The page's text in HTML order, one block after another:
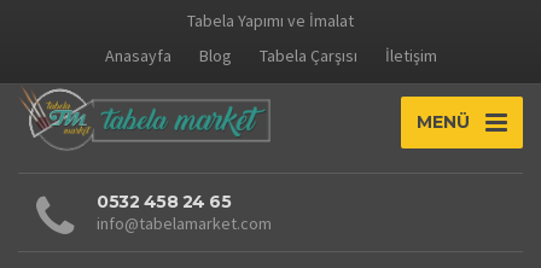
Tabela Yapımı ve İmalat
Anasayfa
Blog Tabela Çarşısı İletişim
MENÜ
0532 458 24 65
info@tabelamarket.com